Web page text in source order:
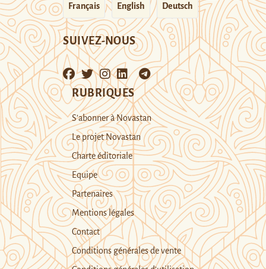
Français English Deutsch
SUIVEZ-NOUS
RUBRIQUES
S’abonner à Novastan
Le projet Novastan
Charte éditoriale
Equipe
Partenaires
Mentions légales
Contact
Conditions générales de vente